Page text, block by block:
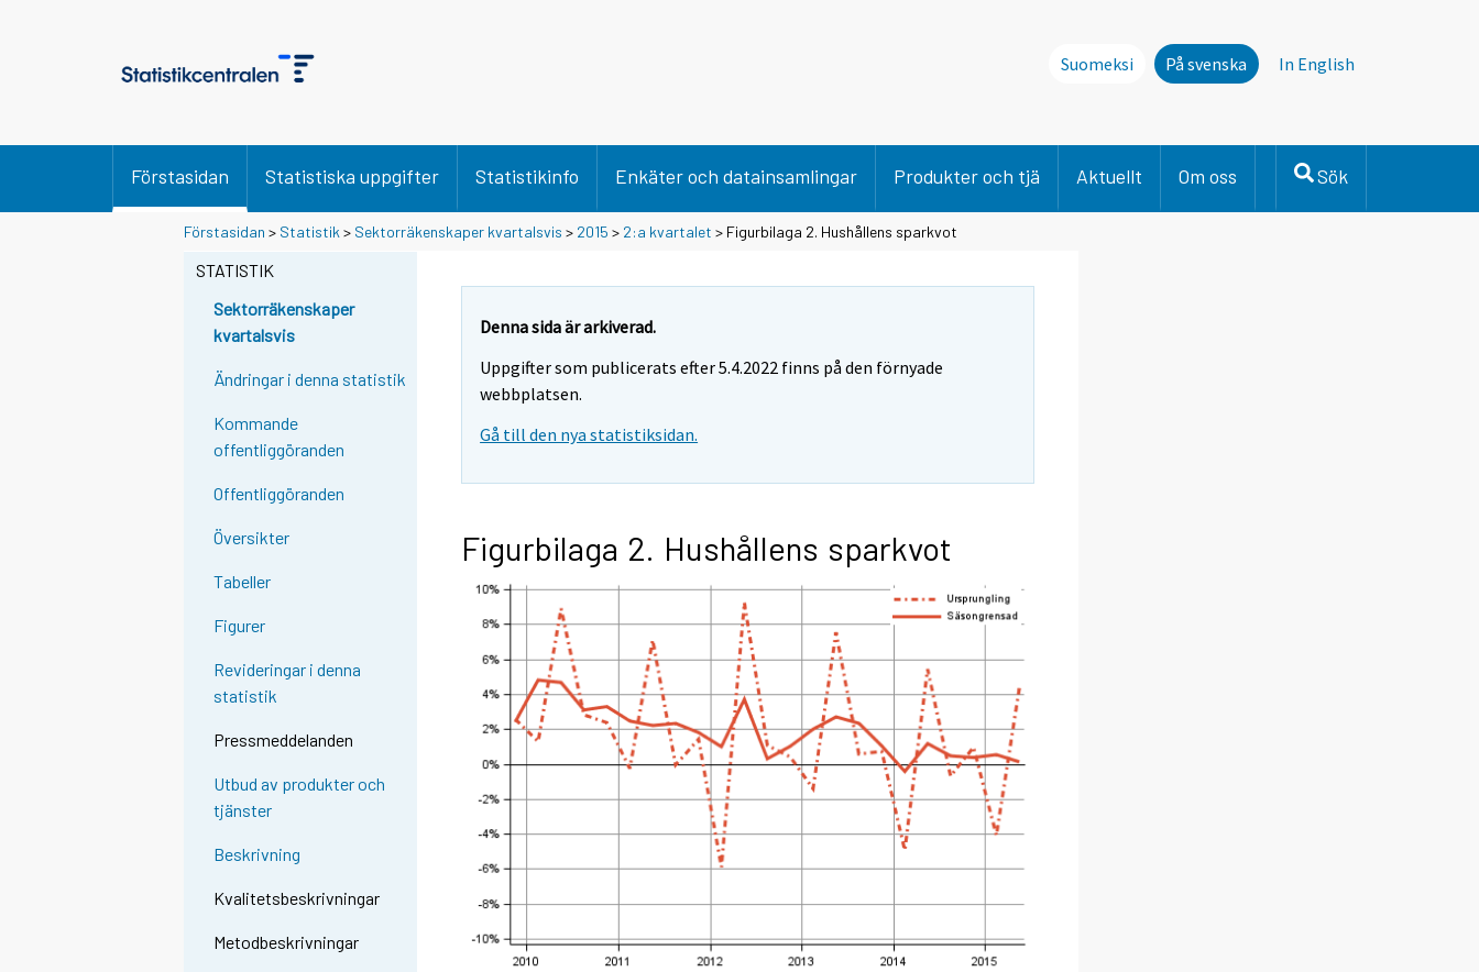
Suomeksi På svenska In English
Förstasidan Statistiska uppgifter Statistikinfo Enkäter och datainsamlingar Produkter och tjä Aktuellt Om oss Sök
Förstasidan > Statistik > Sektorräkenskaper kvartalsvis > 2015 > 2:a kvartalet > Figurbilaga 2. Hushållens sparkvot
STATISTIK
Sektorräkenskaper
kvartalsvis
Ändringar i denna statistik
Kommande
offentliggöranden
Offentliggöranden
Översikter
Tabeller
Figurer
Revideringar i denna
statistik
Pressmeddelanden
Utbud av produkter och
tjänster
Beskrivning
Kvalitetsbeskrivningar
Metodbeskrivningar
Denna sida är arkiverad.
Uppgifter som publicerats efter 5.4.2022 finns på den förnyade
webbplatsen.
Gå till den nya statistiksidan.
Figurbilaga 2. Hushållens sparkvot